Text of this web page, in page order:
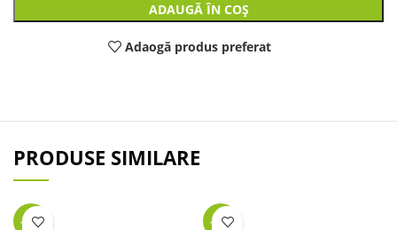
ADAUGĂ ÎN COȘ
Adaogă produs preferat
PRODUSE SIMILARE
-38% -32%